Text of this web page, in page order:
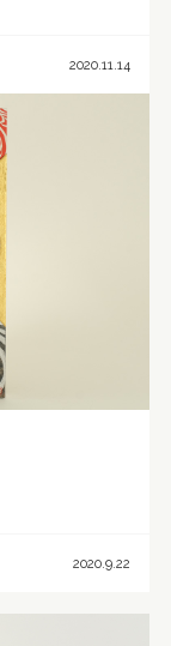
2020.11.14
2020.9.22